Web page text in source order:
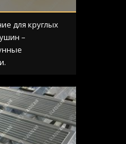
с
для круглых
–